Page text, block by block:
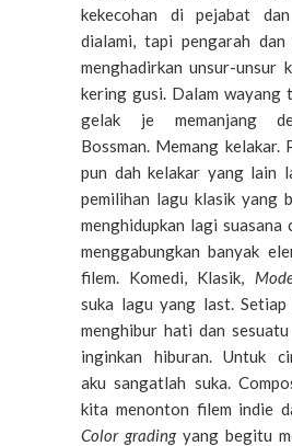
kekecohan di pejabat
dialami, tapi pengarah dan
menghadirkan unsur-unsur
kering gusi. Dalam wayang
gelak je memanjang
Bossman. Memang kelakar.
pun dah kelakar yang lain
pemilihan lagu klasik yang
menghidupkan lagi
menggabungkan banyak
filem. Komedi, Klasik,
suka lagu yang last. Setiap
menghibur hati dan
inginkan hiburan. Untuk
aku sangatlah suka.
kita menonton filem indie
Color gradingyang begitu